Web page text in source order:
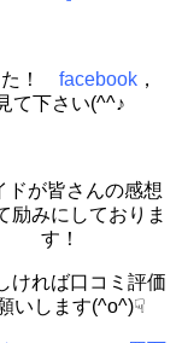
た！ facebook ，
て下さい(^^♪
ドが皆さんの感想
励みにしておりま
す！
ければ口コミ評価
いします(^o^)☟